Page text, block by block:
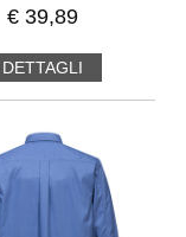
€ 39,89
DETTAGLI